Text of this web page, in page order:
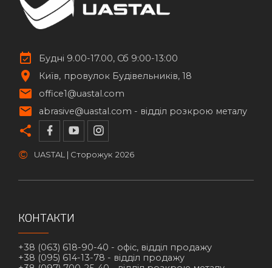
Будні 9.00-17.00, Сб 9:00-13:00
Київ
провулок Будівельників, 18
office1@uastal.com
abrasive@uastal.com - відділ розкрою металу
© UASTAL | Сторожук 2026
КОНТАКТИ
+38 (063) 618-90-40 - офіс, відділ продажу
+38 (095) 614-13-78 - відділ продажу